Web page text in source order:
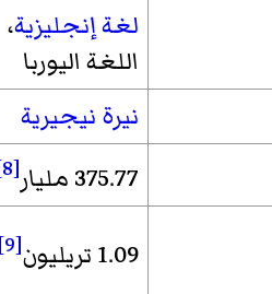
لغة إنجليزية،
اللغة اليوربا
نيرة نيجيرية
375.77 مليار [8]
1.09 تريليون [9]